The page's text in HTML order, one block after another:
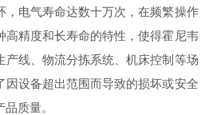
，电气寿命达数十万次，在频繁操作
高精度和长寿命的特性，使得霍尼韦
产线、物流分拣系统、机床控制等场
因设备超出范围而导致的损坏或安全
质量。